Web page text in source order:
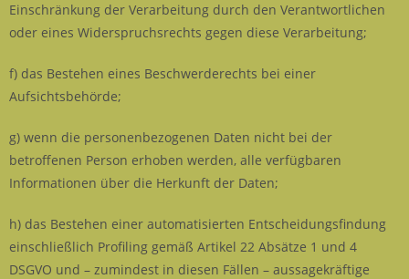
Einschränkung der Verarbeitung durch den Verantwortlichen
oder eines Widerspruchsrechts gegen diese Verarbeitung;
f) das Bestehen eines Beschwerderechts bei einer
Aufsichtsbehörde;
g) wenn die personenbezogenen Daten nicht bei der
betroffenen Person erhoben werden, alle verfügbaren
Informationen über die Herkunft der Daten;
h) das Bestehen einer automatisierten Entscheidungsfindung
einschließlich Profiling gemäß Artikel 22 Absätze 1 und 4
DSGVO und – zumindest in diesen Fällen – aussagekräftige